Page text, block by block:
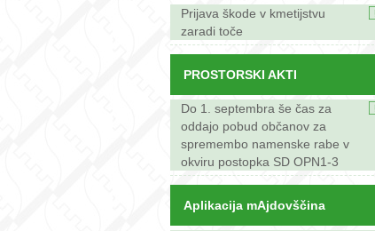
Prijava škode v kmetijstvu
zaradi toče
PROSTORSKI AKTI
Do 1. septembra še čas za
oddajo pobud občanov za
spremembo namenske rabe v
okviru postopka SD OPN1-3
Aplikacija mAjdovščina